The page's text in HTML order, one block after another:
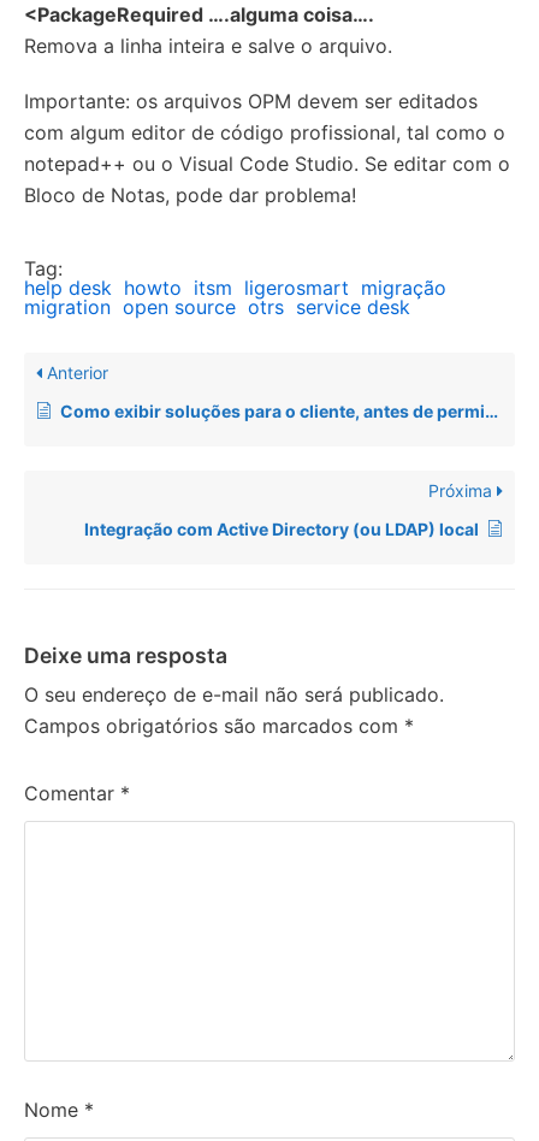
<PackageRequired ….alguma coisa….
Remova a linha inteira e salve o arquivo.
Importante: os arquivos OPM devem ser editados
com algum editor de código profissional, tal como o
notepad++ ou o Visual Code Studio. Se editar com o
Bloco de Notas, pode dar problema!
Tag:
help desk howto itsm ligerosmart migração
migration open source otrs service desk
Anterior
Como exibir soluções para o cliente, antes de permitir a abertura de chamados?
Próxima
Integração com Active Directory (ou LDAP) local
Deixe uma resposta
O seu endereço de e-mail não será publicado.
Campos obrigatórios são marcados com *
Comentar *
Nome *